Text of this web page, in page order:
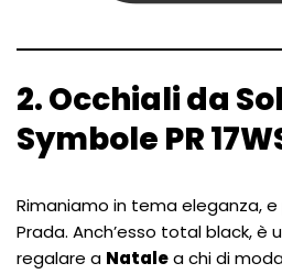
2. Occhiali da
Symbole PR
Rimaniamo in tema eleganza,
Prada. Anch’esso total black,
regalare a Natalea chi di